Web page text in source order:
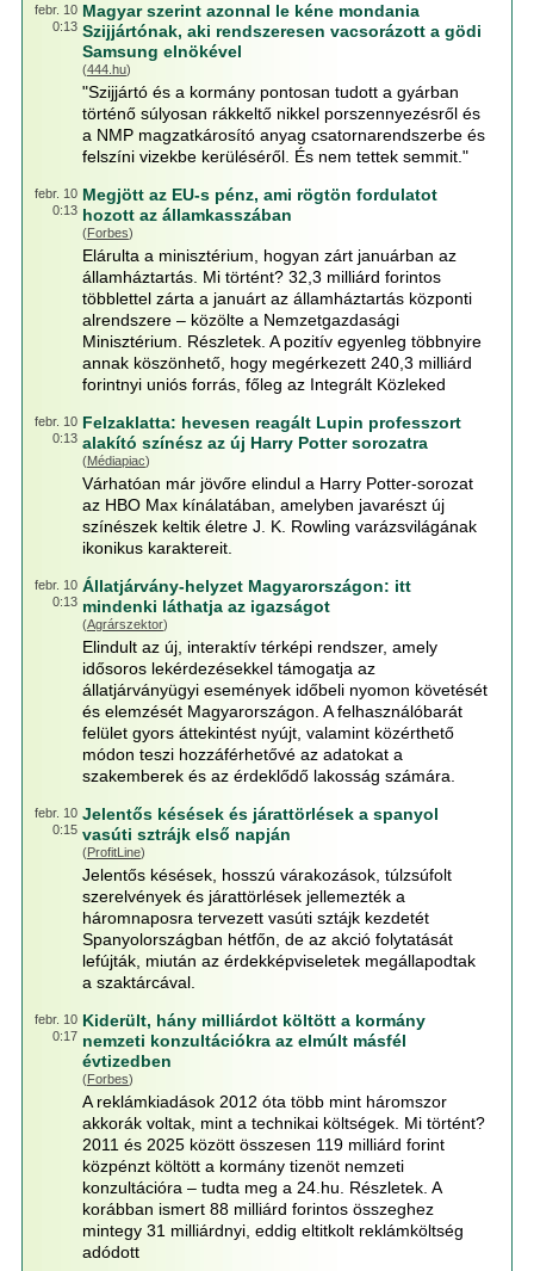
febr. 10
0:13
Magyar szerint azonnal le kéne mondania
Szijjártónak, aki rendszeresen vacsorázott a gödi
Samsung elnökével
(444.hu)
"Szijjártó és a kormány pontosan tudott a gyárban
történő súlyosan rákkeltő nikkel porszennyezésről és
a NMP magzatkárosító anyag csatornarendszerbe és
felszíni vizekbe kerüléséről. És nem tettek semmit."
febr. 10
0:13
Megjött az EU-s pénz, ami rögtön fordulatot
hozott az államkasszában
(Forbes)
Elárulta a minisztérium, hogyan zárt januárban az
államháztartás. Mi történt? 32,3 milliárd forintos
többlettel zárta a januárt az államháztartás központi
alrendszere – közölte a Nemzetgazdasági
Minisztérium. Részletek. A pozitív egyenleg többnyire
annak köszönhető, hogy megérkezett 240,3 milliárd
forintnyi uniós forrás, főleg az Integrált Közleked
febr. 10
0:13
Felzaklatta: hevesen reagált Lupin professzort
alakító színész az új Harry Potter sorozatra
(Médiapiac)
Várhatóan már jövőre elindul a Harry Potter-sorozat
az HBO Max kínálatában, amelyben javarészt új
színészek keltik életre J. K. Rowling varázsvilágának
ikonikus karaktereit.
febr. 10
0:13
Állatjárvány-helyzet Magyarországon: itt
mindenki láthatja az igazságot
(Agrárszektor)
Elindult az új, interaktív térképi rendszer, amely
idősoros lekérdezésekkel támogatja az
állatjárványügyi események időbeli nyomon követését
és elemzését Magyarországon. A felhasználóbarát
felület gyors áttekintést nyújt, valamint közérthető
módon teszi hozzáférhetővé az adatokat a
szakemberek és az érdeklődő lakosság számára.
febr. 10
0:15
Jelentős késések és járattörlések a spanyol
vasúti sztrájk első napján
(ProfitLine)
Jelentős késések, hosszú várakozások, túlzsúfolt
szerelvények és járattörlések jellemezték a
háromnaposra tervezett vasúti sztájk kezdetét
Spanyolországban hétfőn, de az akció folytatását
lefújták, miután az érdekképviseletek megállapodtak
a szaktárcával.
febr. 10
0:17
Kiderült, hány milliárdot költött a kormány
nemzeti konzultációkra az elmúlt másfél
évtizedben
(Forbes)
A reklámkiadások 2012 óta több mint háromszor
akkorák voltak, mint a technikai költségek. Mi történt?
2011 és 2025 között összesen 119 milliárd forint
közpénzt költött a kormány tizenöt nemzeti
konzultációra – tudta meg a 24.hu. Részletek. A
korábban ismert 88 milliárd forintos összeghez
mintegy 31 milliárdnyi, eddig eltitkolt reklámköltség
adódott